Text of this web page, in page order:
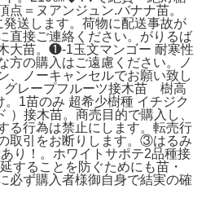
＝ヌアンジュン.バナナ苗。
送します。荷物に配送事故が
直接ご連絡ください。がりるば
大苗。❶-1玉文マンゴー 耐寒性
方の購入はご遠慮ください。ノ
、ノーキャンセルでお願い致し
レープフルーツ接木苗 樹高
1苗のみ 超希少樹種 イチジク
）接木苗。商売目的で購入し、
る行為は禁止にします。転売行
取引をお断りします。③はるみ
り！。ホワイトサポテ2品種接
することを防ぐためにも苗・
必ず購入者様御自身で結実の確